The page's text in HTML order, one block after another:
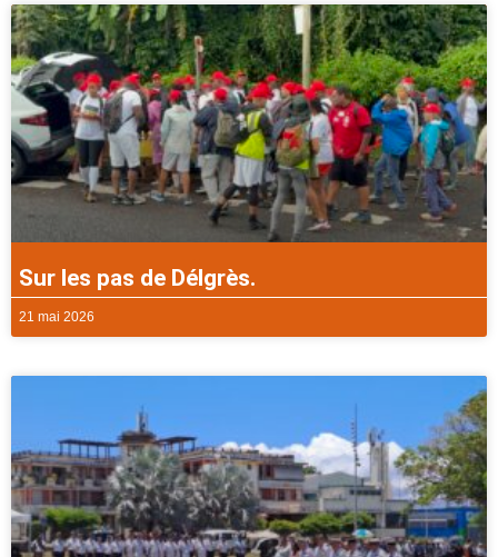
Sur les pas de Délgrès.
21 mai 2026